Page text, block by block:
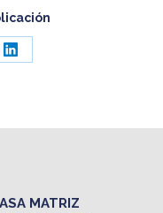
Share
MATRIZ